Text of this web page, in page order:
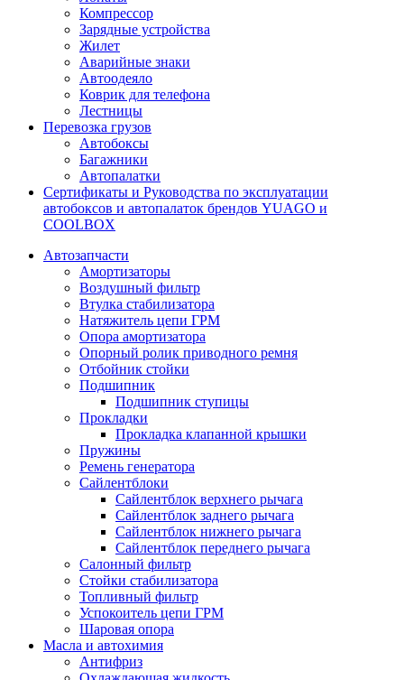
Компрессор
Зарядные устройства
Жилет
Аварийные знаки
Автоодеяло
Коврик для телефона
Лестницы
Перевозка грузов
Автобоксы
Багажники
Автопалатки
Сертификаты и Руководства по эксплуатации
автобоксов и автопалаток брендов YUAGO и
COOLBOX
Автозапчасти
Амортизаторы
Воздушный фильтр
Втулка стабилизатора
Натяжитель цепи ГРМ
Опора амортизатора
Опорный ролик приводного ремня
Отбойник стойки
Подшипник
Подшипник ступицы
Прокладки
Прокладка клапанной крышки
Пружины
Ремень генератора
Сайлентблоки
Сайлентблок верхнего рычага
Сайлентблок заднего рычага
Сайлентблок нижнего рычага
Сайлентблок переднего рычага
Салонный фильтр
Стойки стабилизатора
Топливный фильтр
Успокоитель цепи ГРМ
Шаровая опора
Масла и автохимия
Антифриз